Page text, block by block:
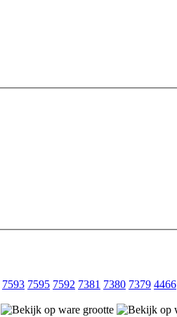
7593 7595 7592 7381 7380 7379 4466